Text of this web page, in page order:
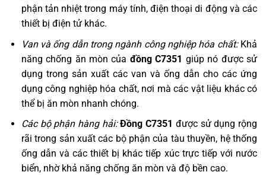
phận tản nhiệt trong máy tính, điện thoại di động và các
thiết bị điện tử khác.
Van và ống dẫn trong ngành công nghiệp hóa chất:Khả
năng chống ăn mòn của đồng C7351 giúp nó được sử
dụng trong sản xuất các van và ống dẫn cho các ứng
dụng công nghiệp hóa chất, nơi mà các vật liệu khác có
thể bị ăn mòn nhanh chóng.
Các bộ phận hàng hải: Đồng C7351 được sử dụng rộng
rãi trong sản xuất các bộ phận của tàu thuyền, hệ thống
ống dẫn và các thiết bị khác tiếp xúc trực tiếp với nước
biển, nhờ khả năng chống ăn mòn và độ bền cao.